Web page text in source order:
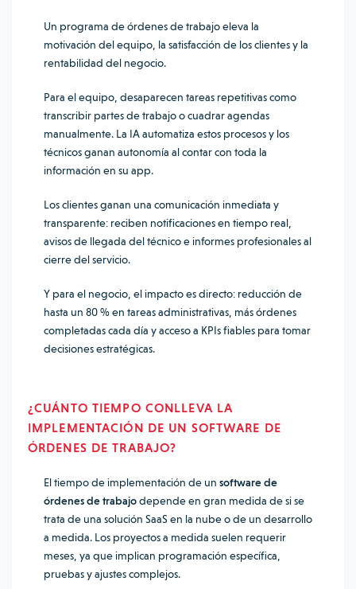
Un programa de órdenes de trabajo eleva la
motivación del equipo, la satisfacción de los clientes y la
rentabilidad del negocio.
Para el equipo, desaparecen tareas repetitivas como
transcribir partes de trabajo o cuadrar agendas
manualmente. La IA automatiza estos procesos y los
técnicos ganan autonomía al contar con toda la
información en su app.
Los clientes ganan una comunicación inmediata y
transparente: reciben notificaciones en tiempo real,
avisos de llegada del técnico e informes profesionales al
cierre del servicio.
Y para el negocio, el impacto es directo: reducción de
hasta un 80 % en tareas administrativas, más órdenes
completadas cada día y acceso a KPIs fiables para tomar
decisiones estratégicas.
¿CUÁNTO TIEMPO CONLLEVA LA
IMPLEMENTACIÓN DE UN SOFTWARE DE
ÓRDENES DE TRABAJO?
El tiempo de implementación de un software de
órdenes de trabajodepende en gran medida de si se
trata de una solución SaaS en la nube o de un desarrollo
a medida. Los proyectos a medida suelen requerir
meses, ya que implican programación específica,
pruebas y ajustes complejos.